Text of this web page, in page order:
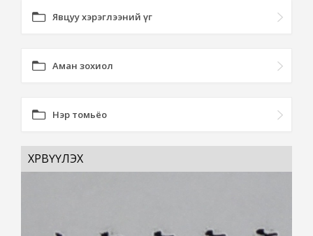
Явцуу хэрэглээний үг
Аман зохиол
Нэр томьёо
ХӨРВҮҮЛЭХ